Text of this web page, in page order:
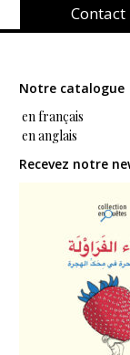
Contact
Notre catalogue
en français
en anglais
Recevez notre